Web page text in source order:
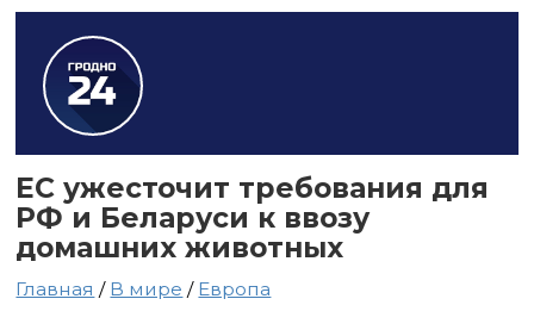
ЕС ужесточит требования для
РФ и Беларуси к ввозу
домашних животных
Главная / В мире / Европа